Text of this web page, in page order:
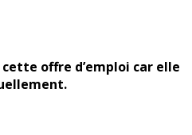
offre d’emploi car elle